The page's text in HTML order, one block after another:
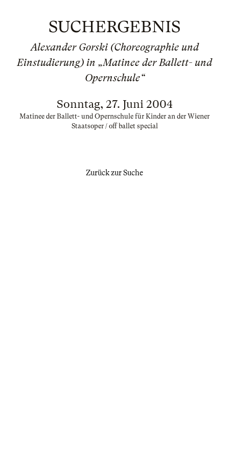
SUCHERGEBNIS
Alexander Gorski (Choreographie und
Einstudierung) in „Matinee der Ballett- und
Opernschule“
Sonntag, 27. Juni 2004
Matinee der Ballett- und Opernschule für Kinder an der Wiener
Staatsoper / off ballet special
Zurück zur Suche